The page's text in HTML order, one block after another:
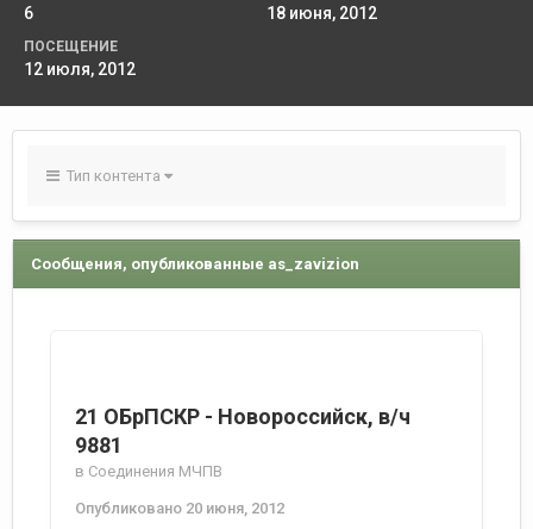
6 18 июня, 2012
ПОСЕЩЕНИЕ
12 июля, 2012
Тип контента
Сообщения, опубликованные as_zavizion
21 ОБрПСКР - Новороссийск, в/ч
9881
в Соединения МЧПВ
Опубликовано 20 июня, 2012